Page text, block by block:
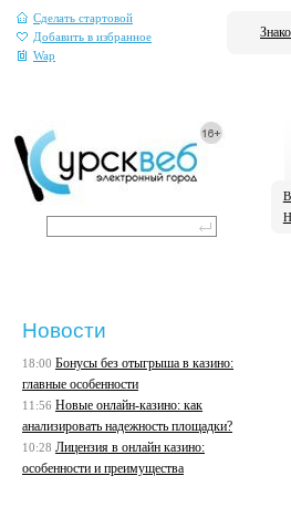
Сделать стартовой
Добавить в избранное
Wap
Новости
18:00 Бонусы без отыгрыша в казино:
главные особенности
11:56 Новые онлайн-казино: как
анализировать надежность площадки?
10:28 Лицензия в онлайн казино:
особенности и преимущества